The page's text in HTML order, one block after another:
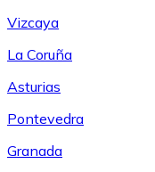
Vizcaya
La Coruña
Asturias
Pontevedra
Granada